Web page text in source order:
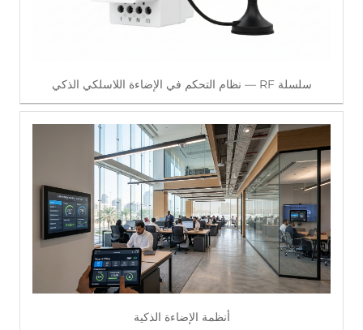
سلسلة RF — نظام التحكم في الإضاءة اللاسلكي الذكي
اقرأ أكثر
أنظمة الإضاءة الذكية